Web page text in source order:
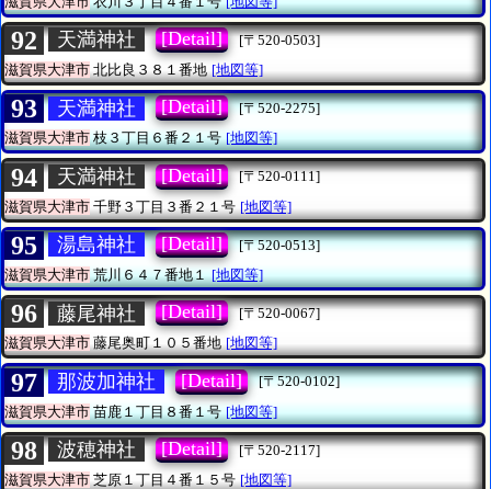
92 天満神社 [Detail]
[〒520-0503]
滋賀県大津市 北比良３８１番地 [地図等]
93 天満神社 [Detail]
[〒520-2275]
滋賀県大津市枝３丁目６番２１号 [地図等]
94 天満神社 [Detail]
[〒520-0111]
滋賀県大津市 千野３丁目３番２１号 [地図等]
95 湯島神社 [Detail]
[〒520-0513]
滋賀県大津市荒川６４７番地１ [地図等]
96 藤尾神社 [Detail]
[〒520-0067]
滋賀県大津市藤尾奥町１０５番地 [地図等]
97 那波加神社 [Detail]
[〒520-0102]
滋賀県大津市苗鹿１丁目８番１号 [地図等]
98 波穂神社 [Detail]
[〒520-2117]
滋賀県大津市 芝原１丁目４番１５号 [地図等]